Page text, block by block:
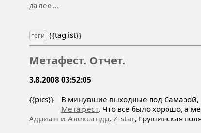
далее...
теги {{taglist}}
Метафест. Отчет.
3.8.2008 03:52:05
{{pics}} В минувшие выходные под Самарой,
Метафест. Что все было хорошо, а
Адриан и Александр,Z-star, Грушинская